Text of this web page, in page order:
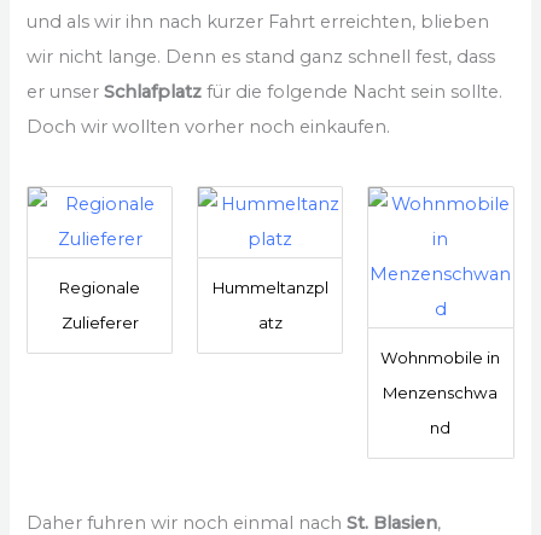
und als wir ihn nach kurzer Fahrt erreichten, blieben
wir nicht lange. Denn es stand ganz schnell fest, dass
er unserSchlafplatz für die folgende Nacht sein sollte.
Doch wir wollten vorher noch einkaufen.
Regionale
Zulieferer
Hummeltanzpl
atz
Wohnmobile in
Menzenschwa
nd
Daher fuhren wir noch einmal nachSt. Blasien,